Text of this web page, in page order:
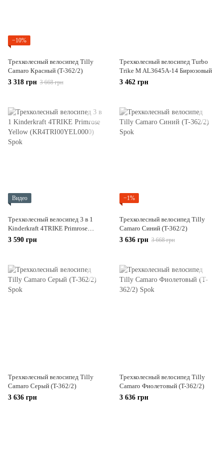
−10%
Трехколесный велосипед Tilly
Camaro Красный (T-362/2)
3 318 грн 3 668 грн
Трехколесный велосипед Turbo
Trike M AL3645A-14 Бирюзовый
3 462 грн
Видео
Трехколесный велосипед 3 в 1
Kinderkraft 4TRIKE Primrose
Yellow (KR4TRI00YEL0000)
3 590 грн
−1%
Трехколесный велосипед Tilly
Camaro Синий (T-362/2)
3 636 грн 3 668 грн
Трехколесный велосипед Tilly
Camaro Серый (T-362/2)
3 636 грн
Трехколесный велосипед Tilly
Camaro Фиолетовый (T-362/2)
3 636 грн